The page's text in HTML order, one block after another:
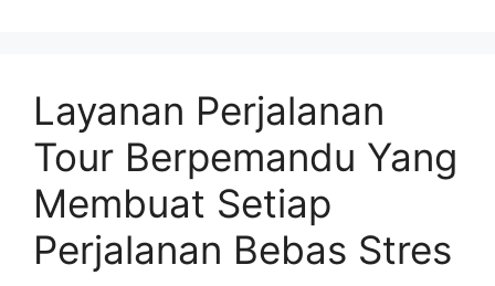
Layanan Perjalanan
Tour Berpemandu Yang
Membuat Setiap
Perjalanan Bebas Stres